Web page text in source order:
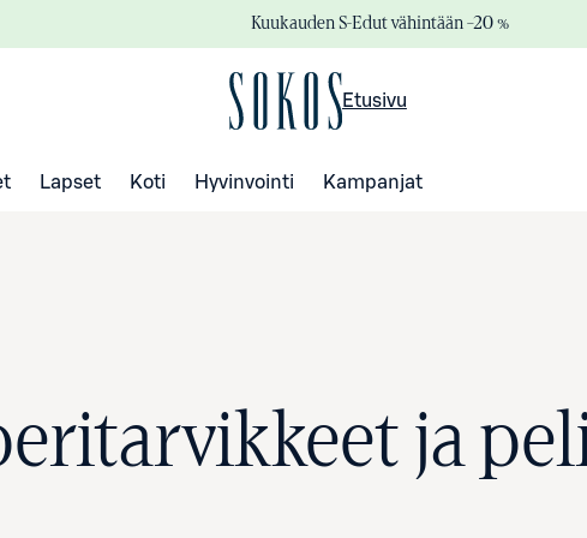
Kuukauden S-Edut vähintään –20 %
Etusivu
Lapset Koti Hyvinvointi Kampanjat
ja